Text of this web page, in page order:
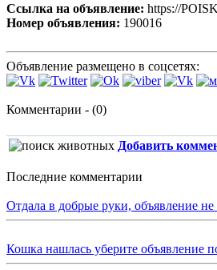
Ссылка на объявление: https://
Номер объявления: 190016
Объявление размещено в соцсетях:
Комментарии - (0)
Добавить
Последние комментарии
Отдала в добрые руки, объявление не
Кошка нашлась уберите объявление